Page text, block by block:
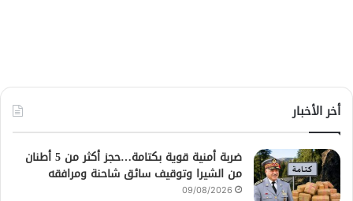
أخر الأخبار
ضربة أمنية قوية بكتامة…حجز أكثر من 5 أطنان
من الشيرا وتوقيف سائق شاحنة ومرافقه
09/08/2026